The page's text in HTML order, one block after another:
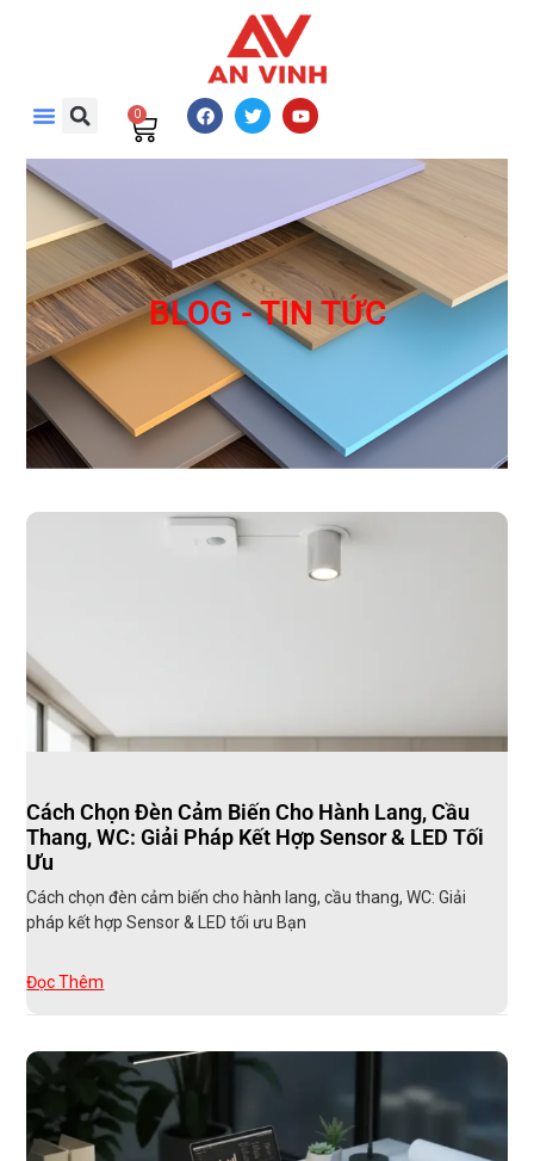
0
BLOG - TIN TỨC
Cách Chọn Đèn Cảm Biến Cho Hành Lang, Cầu
Thang, WC: Giải Pháp Kết Hợp Sensor & LED Tối
Ưu
Cách chọn đèn cảm biến cho hành lang, cầu thang, WC: Giải
pháp kết hợp Sensor & LED tối ưu Bạn
Đọc Thêm